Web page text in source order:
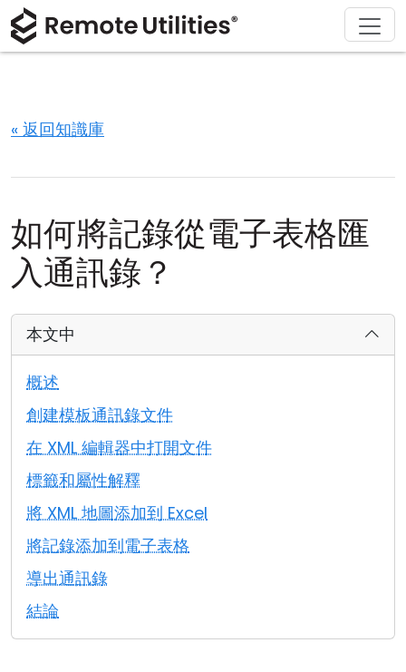
« 返回知識庫
如何將記錄從電子表格匯
入通訊錄？
本文中
概述
創建模板通訊錄文件
在 XML 編輯器中打開文件
標籤和屬性解釋
將 XML 地圖添加到 Excel
將記錄添加到電子表格
導出通訊錄
結論
產品
連接模式
無人值守訪問
活動目錄支援
MSI 配置
雲端與內部部署
解決方案
資訊技術
下載
購買
支援
關於